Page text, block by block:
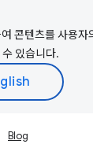
콘텐츠를 사용자
있습니다.
Blog